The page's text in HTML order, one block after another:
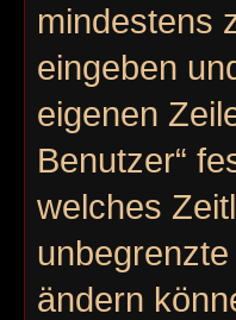
mindestens
eingeben
eigenen
Benutzer“
welches
ändern